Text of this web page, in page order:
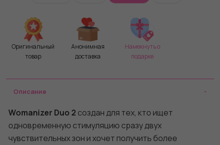
Оригинальный
товар
Анонимная
доставка
Намекнуть о
подарке
Описание
Womanizer Duo 2 создан для тех, кто ищет
одновременную стимуляцию сразу двух
чувствительных зон и хочет получить более